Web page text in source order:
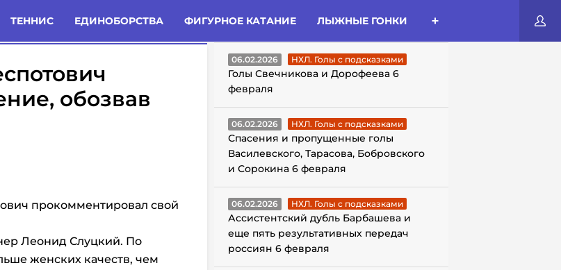
ТЕННИС ЕДИНОБОРСТВА ФИГУРНОЕ КАТАНИЕ ЛЫЖНЫЕ ГОНКИ
Новости
обозвав
прокомментировал свой
Леонид Слуцкий. По
женских качеств, чем
ГОЛЫ С ПОДСКАЗКАМИ
06.02.2026 НХЛ. Голы с подсказками
Голы Свечникова и Дорофеева 6
февраля
06.02.2026 НХЛ. Голы с подсказками
Спасения и пропущенные голы
Василевского, Тарасова, Бобровского
и Сорокина 6 февраля
06.02.2026 НХЛ. Голы с подсказками
Ассистентский дубль Барбашева и
еще пять результативных передач
россиян 6 февраля